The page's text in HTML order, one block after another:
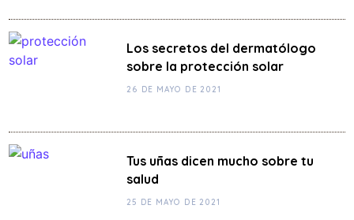
Los secretos del dermatólogo
sobre la protección solar
26 DE MAYO DE 2021
Tus uñas dicen mucho sobre tu
salud
25 DE MAYO DE 2021